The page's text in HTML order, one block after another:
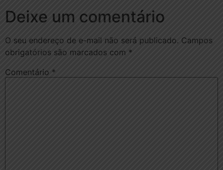
Deixe um comentário
O seu endereço de e-mail não será publicado. Campos
obrigatórios são marcados com *
Comentário *